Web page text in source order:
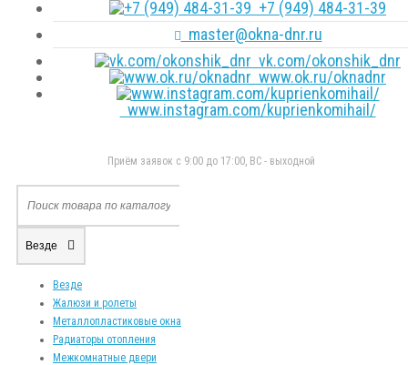
+7 (949) 484-31-39
master@okna-dnr.ru
vk.com/okonshik_dnr
www.ok.ru/oknadnr
www.instagram.com/kuprienkomihail/
Приём заявок с 9:00 до 17:00, ВС - выходной
Везде
Везде
Жалюзи и ролеты
Металлопластиковые окна
Радиаторы отопления
Межкомнатные двери